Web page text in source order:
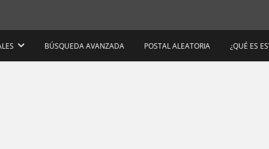
BÚSQUEDA AVANZADA POSTAL ALEATORIA ¿QUÉ ES